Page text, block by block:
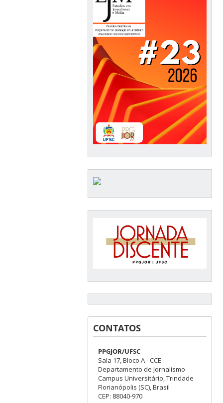
CONTATOS
PPGJOR/UFSC
Sala 17, Bloco A - CCE
Departamento de Jornalismo
Campus Universitário, Trindade
Florianópolis (SC), Brasil
CEP: 88040-970